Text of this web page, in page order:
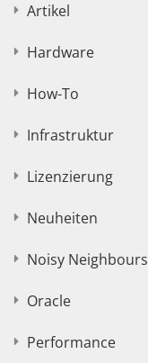
Artikel
Hardware
How-To
Infrastruktur
Lizenzierung
Neuheiten
Noisy Neighbours
Oracle
Performance